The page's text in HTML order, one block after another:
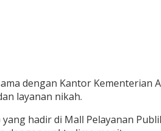
dengan Kantor Kementerian
layanan nikah.
hadir di Mall Pelayanan